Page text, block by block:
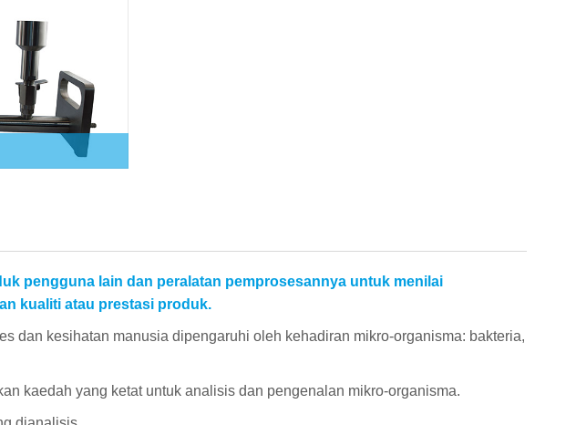
pengguna lain dan peralatan pemprosesannya untuk menilai
kualiti atau prestasi produk.
dan kesihatan manusia dipengaruhi oleh kehadiran mikro-organisma: bakteria,
kaedah yang ketat untuk analisis dan pengenalan mikro-organisma.